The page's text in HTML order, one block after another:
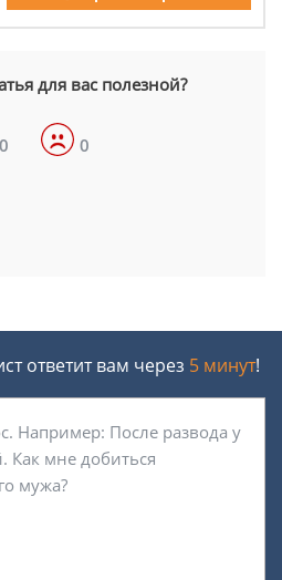
для вас полезной?
0 0
ответит вам через 5 минут!